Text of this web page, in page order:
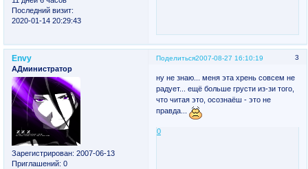
Последний визит:
2020-01-14 20:29:43
Поделиться 3
2007-08-27 16:10:19
Envy
АДминистратор
Зарегистрирован: 2007-06-13
Приглашений: 0
ну не знаю... меня эта хрень совсем не
радует... ещё больше грусти из-зи того,
что читая это, осознаёш - это не
правда...
0